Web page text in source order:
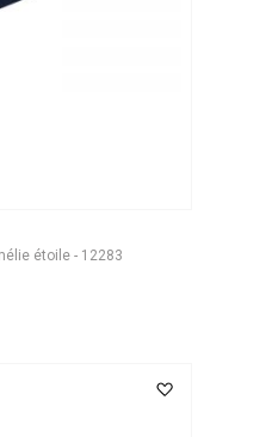
étoile - 12283